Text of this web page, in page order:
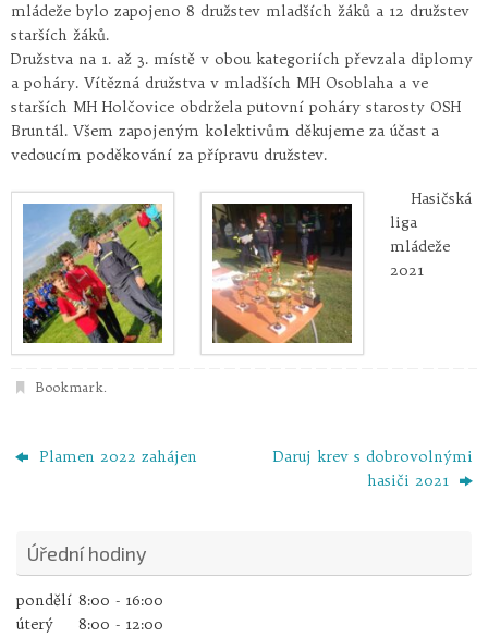
mládeže bylo zapojeno 8 družstev mladších žáků a 12 družstev
starších žáků.
Družstva na 1. až 3. místě v obou kategoriích převzala diplomy
a poháry. Vítězná družstva v mladších MH Osoblaha a ve
starších MH Holčovice obdržela putovní poháry starosty OSH
Bruntál. Všem zapojeným kolektivům děkujeme za účast a
vedoucím poděkování za přípravu družstev.
Hasičská
liga
mládeže
2021
Bookmark
Plamen 2022 zahájen
Daruj krev s dobrovolnými
hasiči 2021
Úřední hodiny
pondělí 8:00 - 16:00
úterý
8:00 - 12:00